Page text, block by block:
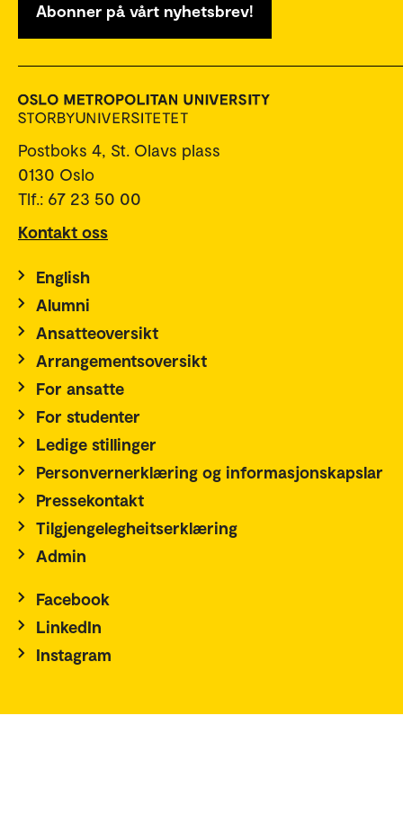
Abonner på vårt nyhetsbrev!
Postboks 4, St. Olavs plass
0130 Oslo
Tlf.: 67 23 50 00
Kontakt oss
English
Alumni
Ansatteoversikt
Arrangementsoversikt
For ansatte
For studenter
Ledige stillinger
Personvernerklæring og informasjonskapslar
Pressekontakt
Tilgjengelegheitserklæring
Admin
Facebook
LinkedIn
Instagram